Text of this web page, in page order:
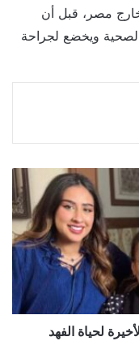
مصر، قبل أن
ويخضع لجراحة
لحياة الفهد